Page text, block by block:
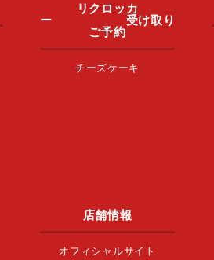
リクロッカ
ー 受け取り
ご予約
チーズケーキ
店舗情報
オフィシャルサイト